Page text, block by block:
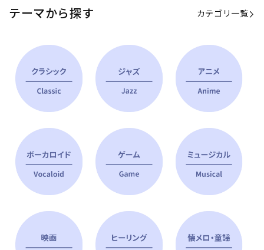
テーマから探す カテゴリ一覧